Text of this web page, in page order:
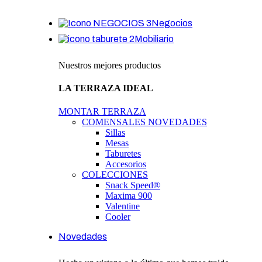
Negocios
Mobiliario
Nuestros mejores productos
LA TERRAZA IDEAL
MONTAR TERRAZA
COMENSALES NOVEDADES
Sillas
Mesas
Taburetes
Accesorios
COLECCIONES
Snack Speed®
Maxima 900
Valentine
Cooler
Novedades